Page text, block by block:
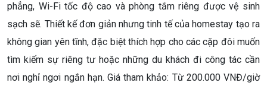
phẳng, Wi-Fi tốc độ cao và phòng tắm riêng được vệ sinh
sạch sẽ. Thiết kế đơn giản nhưng tinh tế của homestay tạo ra
không gian yên tĩnh, đặc biệt thích hợp cho các cặp đôi muốn
tìm kiếm sự riêng tư hoặc những du khách đi công tác cần
nơi nghỉ ngơi ngắn hạn. Giá tham khảo: Từ 200.000 VNĐ/giờ